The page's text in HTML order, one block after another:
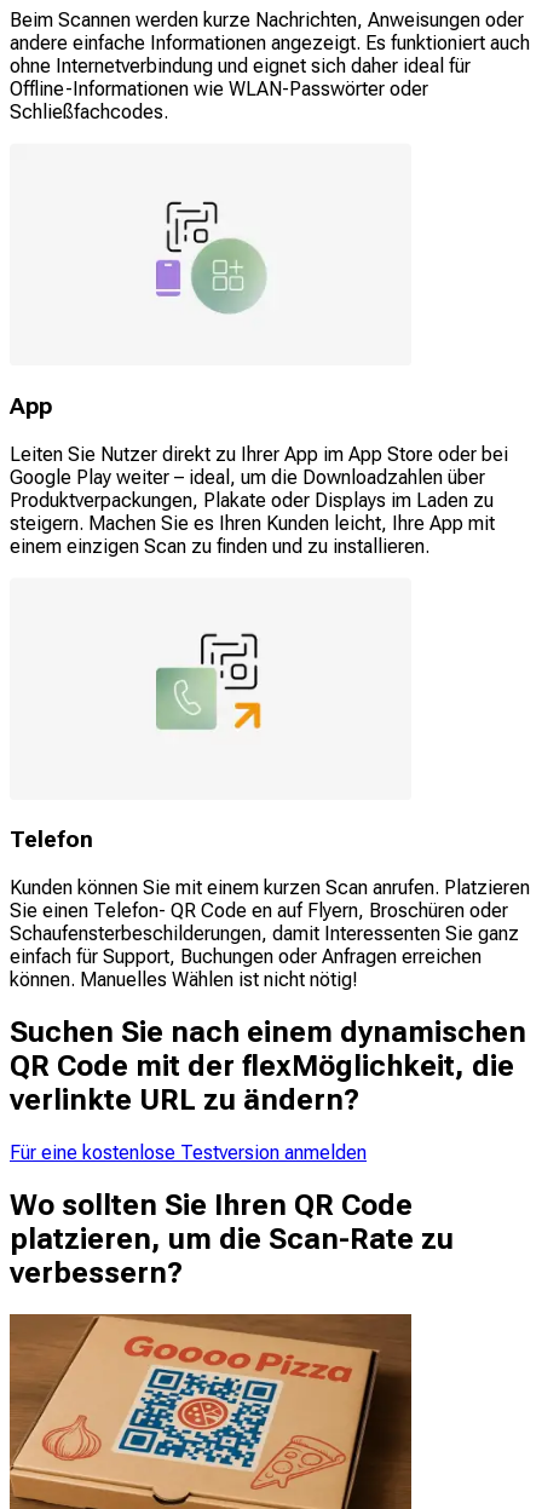
Beim Scannen werden kurze Nachrichten, Anweisungen oder
andere einfache Informationen angezeigt. Es funktioniert auch
ohne Internetverbindung und eignet sich daher ideal für
Offline-Informationen wie WLAN-Passwörter oder
Schließfachcodes.
App
Leiten Sie Nutzer direkt zu Ihrer App im App Store oder bei
Google Play weiter – ideal, um die Downloadzahlen über
Produktverpackungen, Plakate oder Displays im Laden zu
steigern. Machen Sie es Ihren Kunden leicht, Ihre App mit
einem einzigen Scan zu finden und zu installieren.
Telefon
Kunden können Sie mit einem kurzen Scan anrufen. Platzieren
Sie einen Telefon- QR Code en auf Flyern, Broschüren oder
Schaufensterbeschilderungen, damit Interessenten Sie ganz
einfach für Support, Buchungen oder Anfragen erreichen
können. Manuelles Wählen ist nicht nötig!
Suchen Sie nach einem dynamischen
QR Code mit der flexMöglichkeit, die
verlinkte URL zu ändern?
Für eine kostenlose Testversion anmelden
Wo sollten Sie Ihren QR Code
platzieren, um die Scan-Rate zu
verbessern?